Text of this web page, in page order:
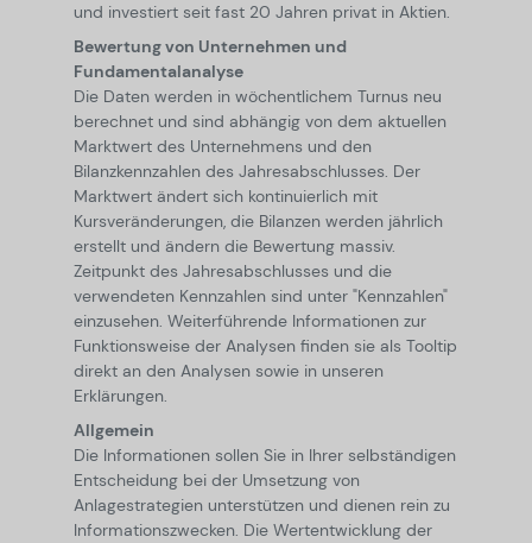
und investiert seit fast 20 Jahren privat in Aktien.
Bewertung von Unternehmen und
Fundamentalanalyse
Die Daten werden in wöchentlichem Turnus neu
berechnet und sind abhängig von dem aktuellen
Marktwert des Unternehmens und den
Bilanzkennzahlen des Jahresabschlusses. Der
Marktwert ändert sich kontinuierlich mit
Kursveränderungen, die Bilanzen werden jährlich
erstellt und ändern die Bewertung massiv.
Zeitpunkt des Jahresabschlusses und die
verwendeten Kennzahlen sind unter "Kennzahlen"
einzusehen. Weiterführende Informationen zur
Funktionsweise der Analysen finden sie als Tooltip
direkt an den Analysen sowie in unseren
Erklärungen.
Allgemein
Die Informationen sollen Sie in Ihrer selbständigen
Entscheidung bei der Umsetzung von
Anlagestrategien unterstützen und dienen rein zu
Informationszwecken. Die Wertentwicklung der